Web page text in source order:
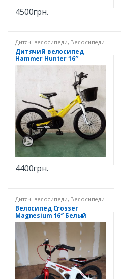
4500грн.
Дитячі велосипеди, Велосипеди
16" зріст 100-116 см
Дитячий велосипед
Hammer Hunter 16″
Жовтий
4400грн.
Дитячі велосипеди, Велосипеди
16" зріст 100-116 см
Велосипед Crosser
Magnesium 16″ Белый